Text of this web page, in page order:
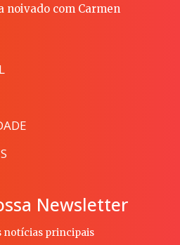
noivado com Carmen
Newsletter
notícias principais